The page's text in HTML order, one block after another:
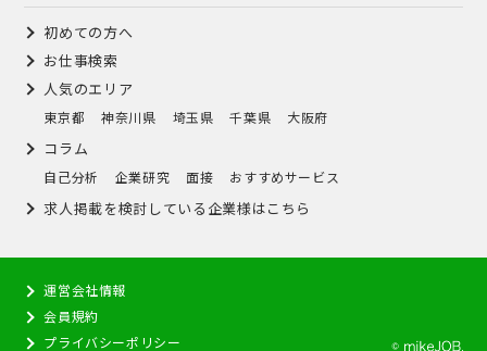
初めての方へ
お仕事検索
人気のエリア
東京都 神奈川県 埼玉県 千葉県 大阪府
コラム
自己分析 企業研究 面接 おすすめサービス
求人掲載を検討している企業様はこちら
運営会社情報
会員規約
プライバシーポリシー